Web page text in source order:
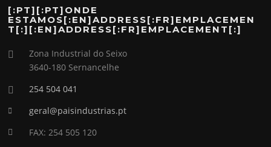
[:PT][:PT]ONDE
ESTAMOS[:EN]ADDRESS[:FR]EMPLACEMEN
T[:][:EN]ADDRESS[:FR]EMPLACEMENT[:]
Zona Industrial do Seixo
3640-180 Sernancelhe
254 504 041
geral@paisindustrias.pt
FAX: 254 505 120